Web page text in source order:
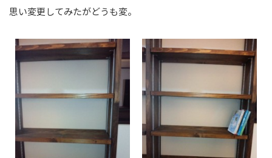
思い変更してみたがどうも変。